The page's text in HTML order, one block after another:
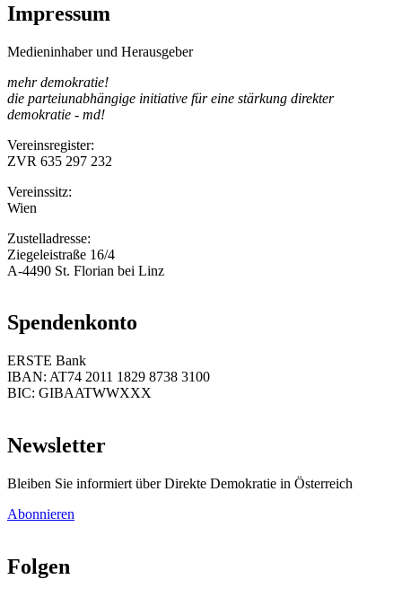
Impressum
Medieninhaber und Herausgeber
mehr demokratie!
die parteiunabhängige initiative für eine stärkung direkter
demokratie - md!
Vereinsregister:
ZVR 635 297 232
Vereinssitz:
Wien
Zustelladresse:
Ziegeleistraße 16/4
A-4490 St. Florian bei Linz
Spendenkonto
ERSTE Bank
IBAN: AT74 2011 1829 8738 3100
BIC: GIBAATWWXXX
Newsletter
Bleiben Sie informiert über Direkte Demokratie in Österreich
Abonnieren
Folgen